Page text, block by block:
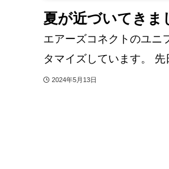
夏が近づいてきま
エアーズコネクトのユニ
タマイズしています。
2024年5月13日